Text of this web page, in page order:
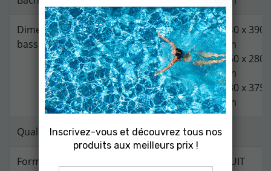
Dimensions
bassin
500 x 300
cm
500 x 340
cm
530 x 280
cm
610 x 375
cm
640 x 390
cm
660 x 280
cm
730 x 375
cm
Qualité 110 g/m²
Forme de
HUIT